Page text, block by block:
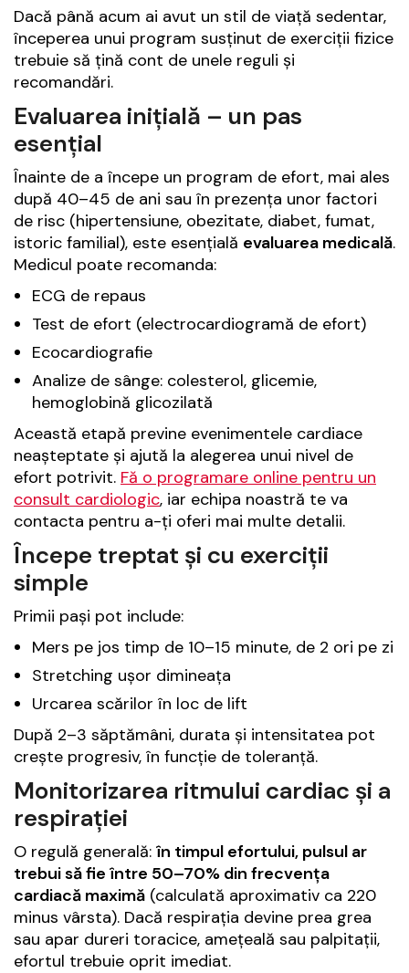
Dacă până acum ai avut un stil de viață sedentar,
începerea unui program susținut de exerciții fizice
trebuie să țină cont de unele reguli și
recomandări.
Evaluarea inițială – un pas
esențial
Înainte de a începe un program de efort, mai ales
după 40–45 de ani sau în prezența unor factori
de risc (hipertensiune, obezitate, diabet, fumat,
istoric familial), este esențială evaluarea medicală.
Medicul poate recomanda:
ECG de repaus
Test de efort (electrocardiogramă de efort)
Ecocardiografie
Analize de sânge: colesterol, glicemie,
hemoglobină glicozilată
Această etapă previne evenimentele cardiace
neașteptate și ajută la alegerea unui nivel de
efort potrivit. Fă o programare online pentru un
consult cardiologic, iar echipa noastră te va
contacta pentru a-ți oferi mai multe detalii.
Începe treptat și cu exerciții
simple
Primii pași pot include:
Mers pe jos timp de 10–15 minute, de 2 ori pe zi
Stretching ușor dimineața
Urcarea scărilor în loc de lift
După 2–3 săptămâni, durata și intensitatea pot
crește progresiv, în funcție de toleranță.
Monitorizarea ritmului cardiac și a
respirației
O regulă generală: în timpul efortului, pulsul ar
trebui să fie între 50–70% din frecvența
cardiacă maximă (calculată aproximativ ca 220
minus vârsta). Dacă respirația devine prea grea
sau apar dureri toracice, amețeală sau palpitații,
efortul trebuie oprit imediat.